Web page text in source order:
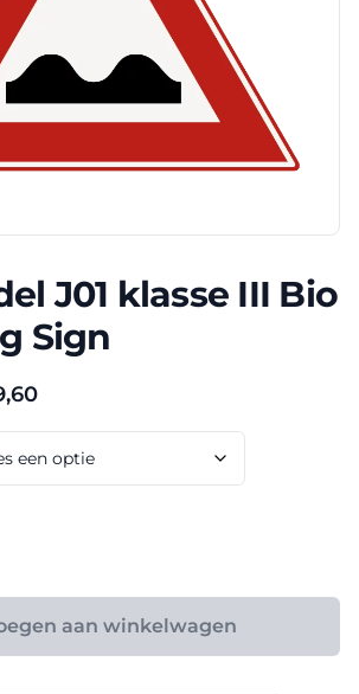
J01 klasse III Bio
Sign
Prijsklasse:
€ 101,20
tot
€ 119,60
aan winkelwagen